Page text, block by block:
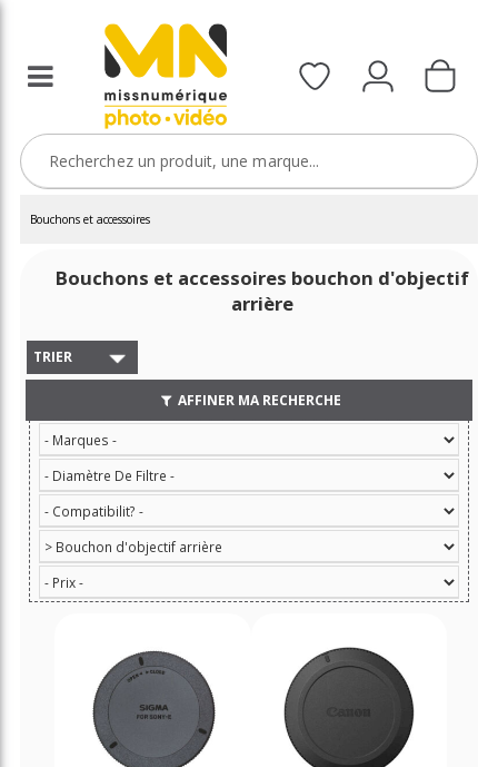
Bouchons et accessoires
Bouchons et accessoires bouchon d'objectif
arrière
TRIER
AFFINER MA RECHERCHE